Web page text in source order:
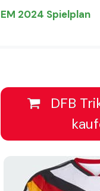
EM 2024 Spielplan
DFB